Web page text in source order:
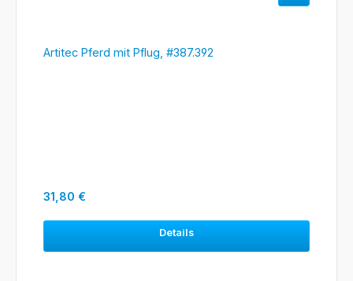
Artitec Pferd mit Pflug, #387.392
Regulärer Preis:
31,80 €
Details